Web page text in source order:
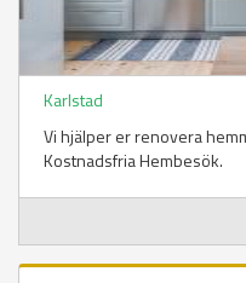
Karlstad
Vi hjälper er renovera
Kostnadsfria Hembesök.